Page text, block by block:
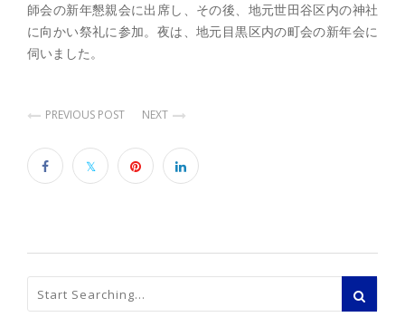
師会の新年懇親会に出席し、その後、地元世田谷区内の神社
に向かい祭礼に参加。夜は、地元目黒区内の町会の新年会に
伺いました。
PREVIOUS POST NEXT